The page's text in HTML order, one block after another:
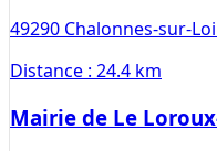
49290 Chalonnes-sur-
Distance : 24.4 km
Mairie de Le